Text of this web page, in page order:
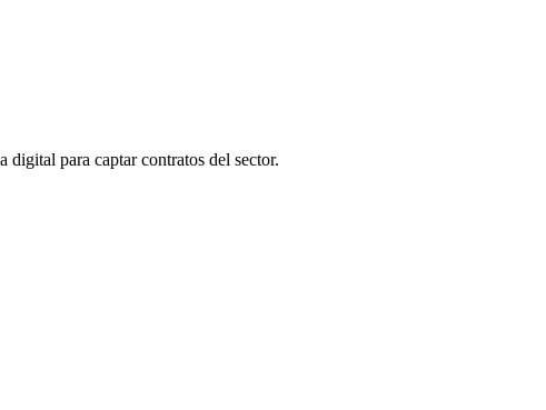
digital para captar contratos del sector.